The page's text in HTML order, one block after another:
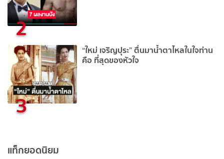
2
3
“ใหม่ เจริญปุระ” ตื่นมาน้ำตาไหลในใจท่าน
คือ ที่สุดของหัวใจ
แท็กยอดนิยม